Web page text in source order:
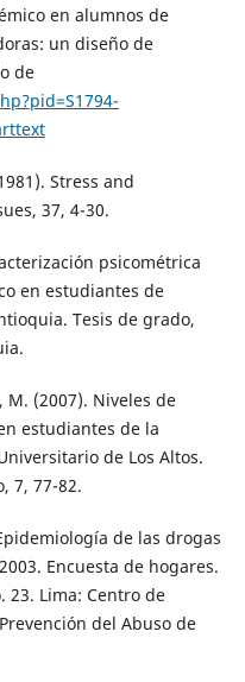
en alumnos de
un diseño de
de
Stress and
37, 4-30.
psicométrica
en estudiantes de
Tesis de grado,
M. (2007). Niveles de
estudiantes de la
de Los Altos.
7, 77-82.
de las drogas
Encuesta de hogares.
23. Lima: Centro de
del Abuso de